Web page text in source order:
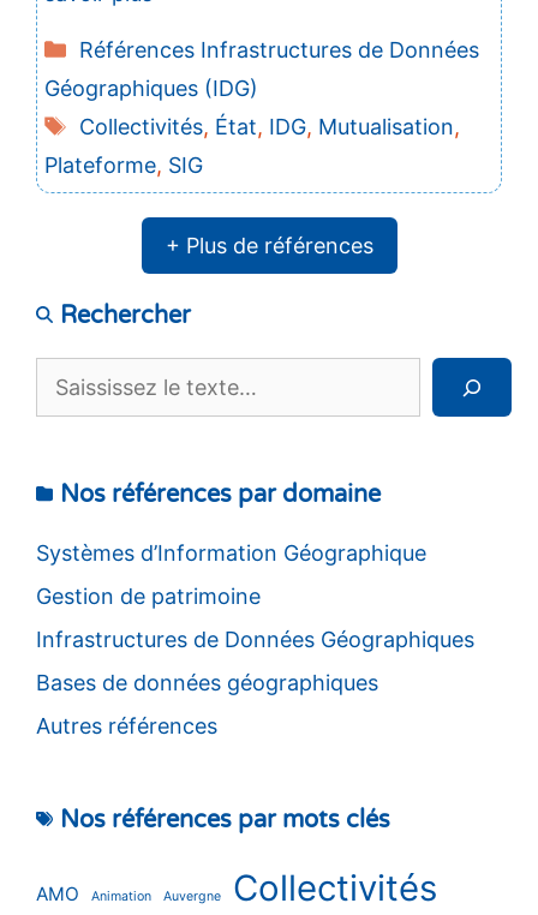
Catégories
Références Infrastructures de Données
Géographiques (IDG)
Étiquettes
Collectivités, État, IDG, Mutualisation,
Plateforme, SIG
+ Plus de références
Rechercher
Rechercher
Nos références par domaine
Systèmes d’Information Géographique
Gestion de patrimoine
Infrastructures de Données Géographiques
Bases de données géographiques
Autres références
Nos références par mots clés
AMO Animation Auvergne Collectivités